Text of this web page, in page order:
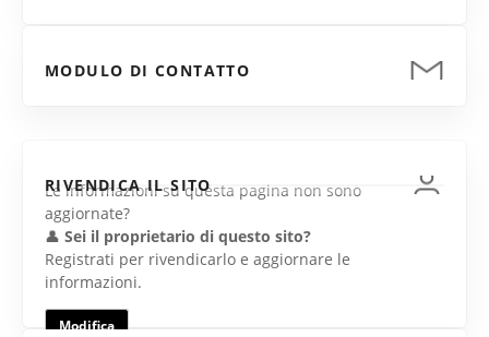
MODULO DI CONTATTO
RIVENDICA IL SITO
Le informazioni su questa pagina non sono
aggiornate?
👤 Sei il proprietario di questo sito?
Registrati per rivendicarlo e aggiornare le
informazioni.
Modifica